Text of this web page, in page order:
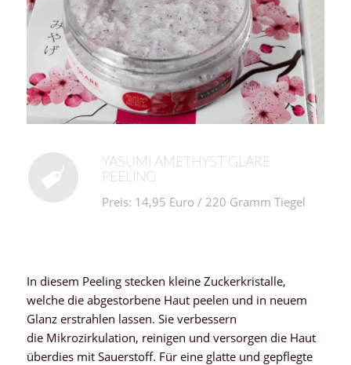
YASUMI AMETHYST GLARE
PEELING
Preis: 14,95 Euro / 220 Gramm Tiegel
In diesem Peeling stecken kleine Zuckerkristalle,
welche die abgestorbene Haut peelen und in neuem
Glanz erstrahlen lassen. Sie verbessern
die Mikrozirkulation, reinigen und versorgen die Haut
überdies mit Sauerstoff. Für eine glatte und gepflegte